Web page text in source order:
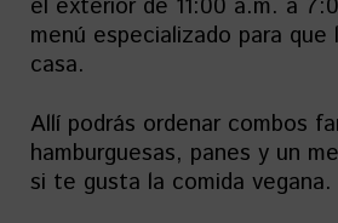
menú especializado para
casa.
Allí podrás ordenar combos
hamburguesas, panes y un
si te gusta la comida vegana.